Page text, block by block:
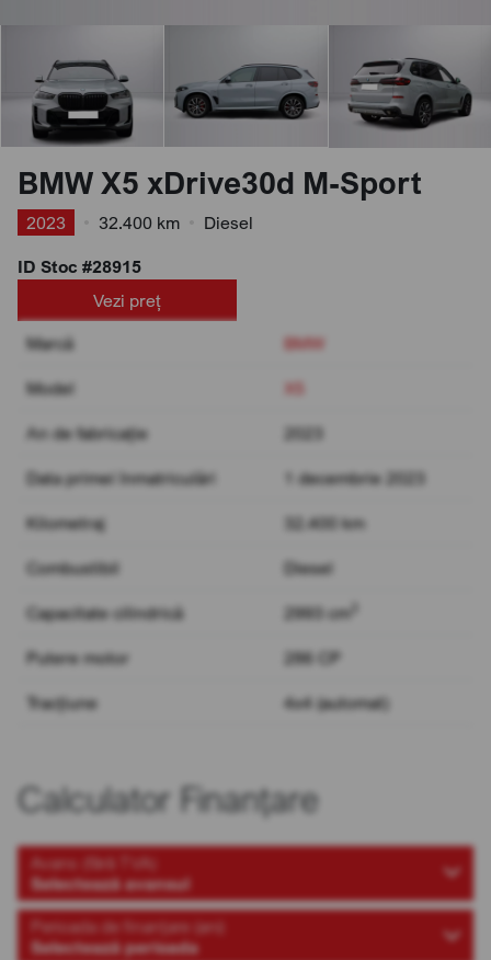
BMW X5 xDrive30d M-Sport
2023 32.400 km
Diesel
ID Stoc #28915
Vezi preț
Marcă
BMW
Model X5
An de fabricație 2023
Data primei înmatriculări 1 decembrie 2023
Kilometraj 32.400 km
Combustibil Diesel
Capacitate cilindrică 2993 cm
Putere motor 286 CP
Tracțiune 4x4 (automat)
Calculator Finanțare
Avans (fără TVA)
Selectează avansul
Perioada de finanțare (ani)
Selectează perioada